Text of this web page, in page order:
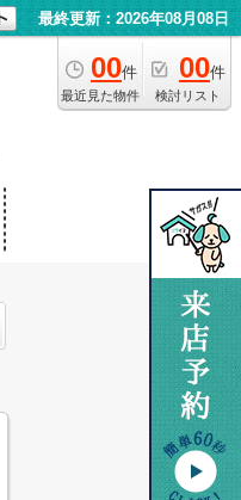
最終更新：2026年08月08日
00件
最近見た物件
00件
検討リスト